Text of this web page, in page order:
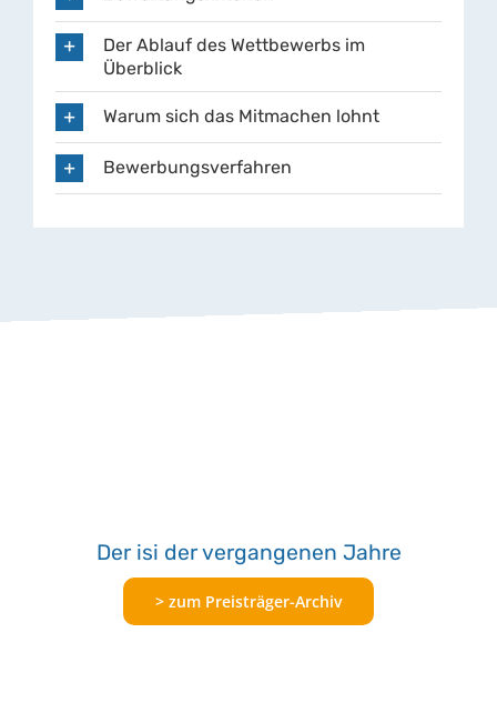
Der Ablauf des Wettbewerbs im
Überblick
Warum sich das Mitmachen lohnt
Bewerbungsverfahren
Der isi der vergangenen Jahre
> zum Preisträger-Archiv